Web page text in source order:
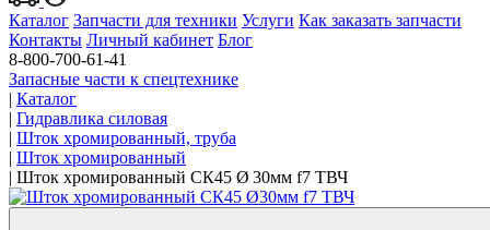
Каталог Запчасти для техники Услуги Как заказать запчасти
Контакты Личный кабинет Блог
8-800-700-61-41
Запасные части к спецтехнике
| Каталог
| Гидравлика силовая
| Шток хромированный, труба
| Шток хромированный
| Шток хромированный СК45 Ø 30мм f7 ТВЧ